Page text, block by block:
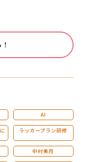
AI
ラッカープラン研修
中村美月